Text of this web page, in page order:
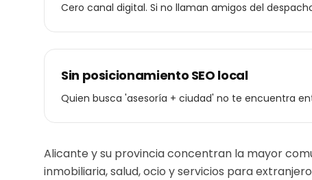
Cero canal digital. Si no llaman amigos del
Sin posicionamiento SEO local
Quien busca 'asesoría + ciudad' no te encuentra
Alicante y su provincia concentran la mayor
inmobiliaria, salud, ocio y servicios para